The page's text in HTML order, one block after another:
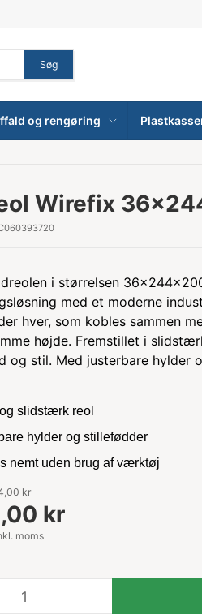
Søg
og rengøring
Wirefix
i størrelsen
med et moderne
hver, som kobles sammen
højde. Fremstillet i
og stil. Med justerbare hylder
slidstærk reol
hylder og stillefødder
nemt uden brug af værktøj
kr
kr
moms